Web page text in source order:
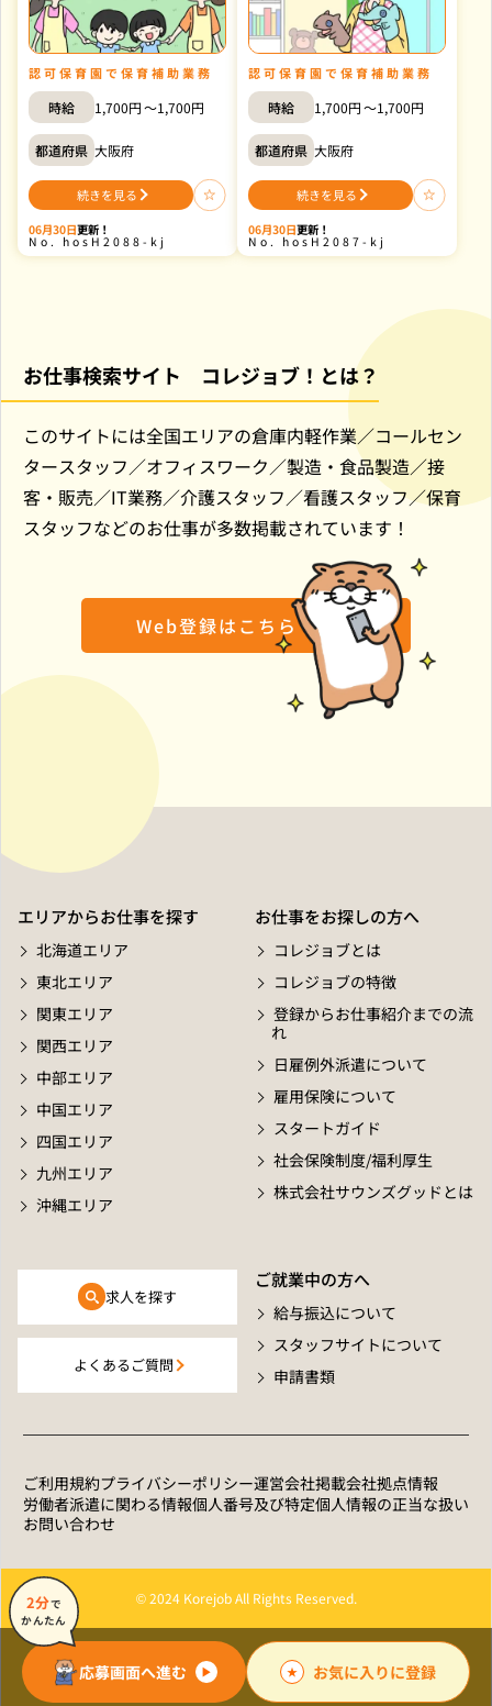
認可保育園で保育補助業務
時給 1,700円 1,700円
都道府県 大阪府
認
可
育
園
続きを見る
06月30日更新！
hosH2088-kj
認可保育園で保育補助業務
時給 1,700円 1,700円
都道府県 大阪府
認
可
育
園
続きを見る
06月30日更新！
hosH2087-kj
2分で
かんたん
応募画面へ進む お気に入りに登録
お仕事検索サイト コレジョブ！とは？
このサイトには全国エリアの倉庫内軽作業／コールセン
タースタッフ／オフィスワーク／製造・食品製造／接
客・販売／IT業務／介護スタッフ／看護スタッフ／保育
スタッフなどのお仕事が多数掲載されています！
Web登録はこちら
エリアからお仕事を探す
北海道エリア
東北エリア
関東エリア
関西エリア
中部エリア
中国エリア
四国エリア
九州エリア
沖縄エリア
お仕事をお探しの方へ
コレジョブとは
コレジョブの特徴
登録からお仕事紹介までの流
れ
日雇例外派遣について
雇用保険について
スタートガイド
社会保険制度/福利厚生
株式会社サウンズグッドとは
ご就業中の方へ
給与振込について
スタッフサイトについて
申請書類
求人を探す
よくあるご質問
ご利用規約プライバシーポリシー運営会社掲載会社拠点情報
労働者派遣に関わる情報個人番号及び特定個人情報の正当な扱い
お問い合わせ
© 2024 Korejob All Rights Reserved.